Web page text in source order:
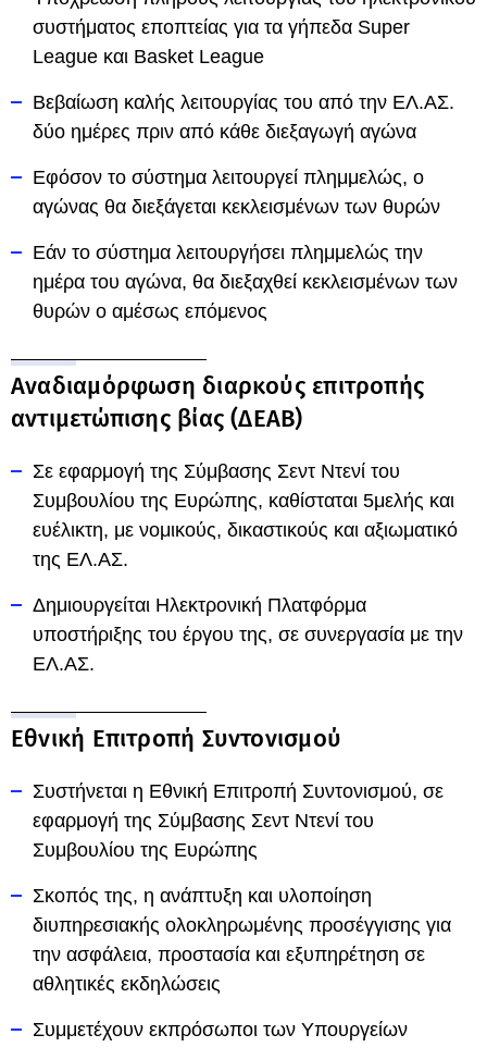
συστήματος εποπτείας για τα γήπεδα Super
League και Basket League
Βεβαίωση καλής λειτουργίας του από την ΕΛ.ΑΣ.
δύο ημέρες πριν από κάθε διεξαγωγή αγώνα
Εφόσον το σύστημα λειτουργεί πλημμελώς, ο
αγώνας θα διεξάγεται κεκλεισμένων των θυρών
Εάν το σύστημα λειτουργήσει πλημμελώς την
ημέρα του αγώνα, θα διεξαχθεί κεκλεισμένων των
θυρών ο αμέσως επόμενος
Αναδιαμόρφωση διαρκούς επιτροπής
αντιμετώπισης βίας (ΔΕΑΒ)
Σε εφαρμογή της Σύμβασης Σεντ Ντενί του
Συμβουλίου της Ευρώπης, καθίσταται 5μελής και
ευέλικτη, με νομικούς, δικαστικούς και αξιωματικό
της ΕΛ.ΑΣ.
Δημιουργείται Ηλεκτρονική Πλατφόρμα
υποστήριξης του έργου της, σε συνεργασία με την
ΕΛ.ΑΣ.
Εθνική Επιτροπή Συντονισμού
Συστήνεται η Εθνική Επιτροπή Συντονισμού, σε
εφαρμογή της Σύμβασης Σεντ Ντενί του
Συμβουλίου της Ευρώπης
Σκοπός της, η ανάπτυξη και υλοποίηση
διυπηρεσιακής ολοκληρωμένης προσέγγισης για
την ασφάλεια, προστασία και εξυπηρέτηση σε
αθλητικές εκδηλώσεις
Συμμετέχουν εκπρόσωποι των Υπουργείων